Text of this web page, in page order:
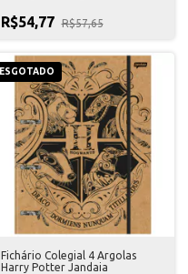
R$54,77 R$57,65
ESGOTADO
Fichário Colegial 4 Argolas
Harry Potter Jandaia